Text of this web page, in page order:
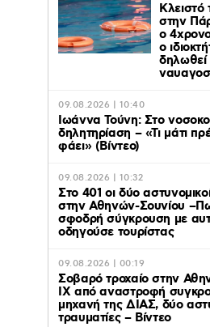
στην
ο
ο
09.08.2026 | 10:40
Ιωάννα Τούνη: Στο
δηλητηρίαση – «Τι μάτι
φάει» (Βίντεο)
09.08.2026 | 10:32
Στο 401 οι δύο
στην Αθηνών-Σουνίου
σφοδρή σύγκρουση με
οδηγούσε τουρίστας
09.08.2026 | 00:19
Σοβαρό τροχαίο στην
ΙΧ από αναστροφή
μηχανή της ΔΙΑΣ, δύο
τραυματίες – Βίντεο